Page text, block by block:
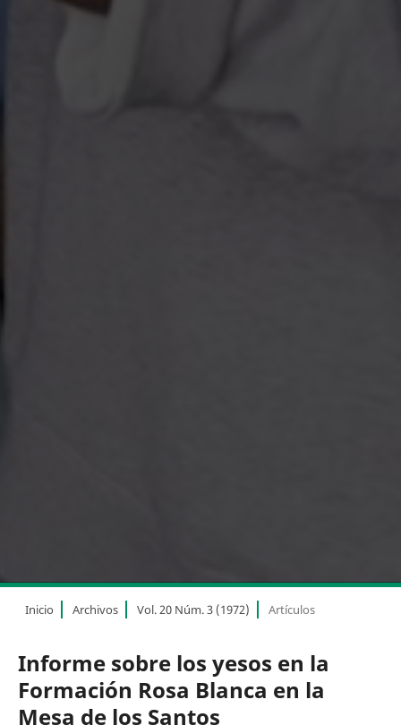
Inicio Archivos Vol. 20 Núm. 3 (1972) Artículos
Informe sobre los yesos en la
Formación Rosa Blanca en la
Mesa de los Santos